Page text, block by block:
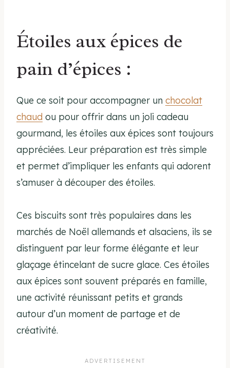
Étoiles aux épices de
pain d’épices :
Que ce soit pour accompagner un chocolat
chaud ou pour offrir dans un joli cadeau
gourmand, les étoiles aux épices sont toujours
appréciées. Leur préparation est très simple
et permet d’impliquer les enfants qui adorent
s’amuser à découper des étoiles.
Ces biscuits sont très populaires dans les
marchés de Noël allemands et alsaciens, ils se
distinguent par leur forme élégante et leur
glaçage étincelant de sucre glace. Ces étoiles
aux épices sont souvent préparés en famille,
une activité réunissant petits et grands
autour d’un moment de partage et de
créativité.